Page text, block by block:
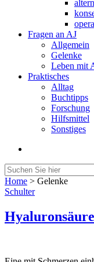
Fragen an AJ
Allgemein
Gelenke
Leben mit
Praktisches
Alltag
Buchtipps
Forschung
Hilfsmittel
Sonstiges
Home > Gelenke
Schulter